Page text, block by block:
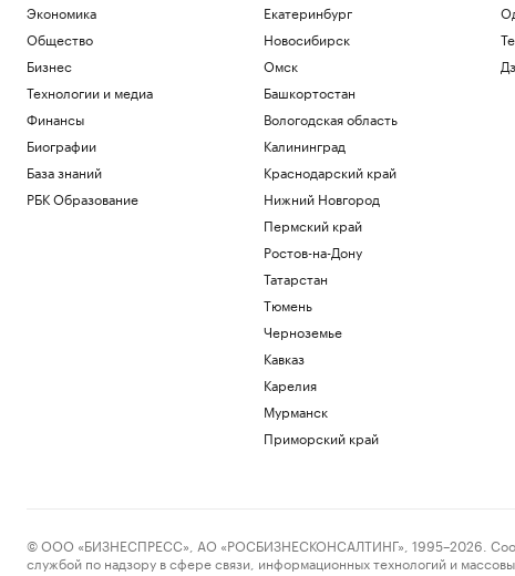
Экономика
Общество
Бизнес
Технологии и медиа
Финансы
Биографии
База знаний
РБК Образование
Екатеринбург
Новосибирск
Омск
Башкортостан
Вологодская область
Калининград
Краснодарский край
Нижний Новгород
Пермский край
Ростов-на-Дону
Татарстан
Тюмень
Черноземье
Кавказ
Карелия
Мурманск
Приморский край
© ООО «БИЗНЕСПРЕСС», АО «РОСБИЗНЕСКОНСАЛТИНГ», 1995–2026.
службой по надзору в сфере связи, информационных технологий и